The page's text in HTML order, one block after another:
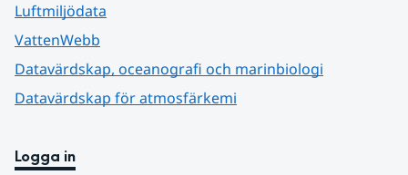
Luftmiljödata
VattenWebb
Datavärdskap, oceanografi och marinbiologi
Datavärdskap för atmosfärkemi
Logga in